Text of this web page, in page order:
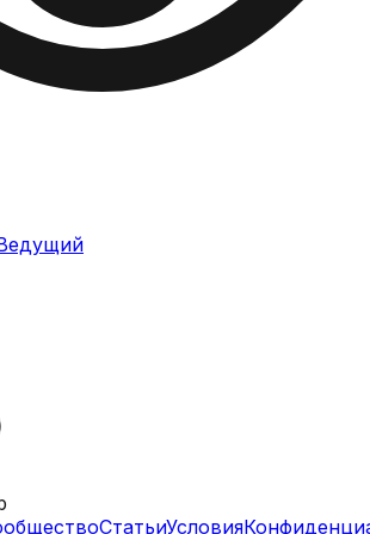
СтатьиУсловия